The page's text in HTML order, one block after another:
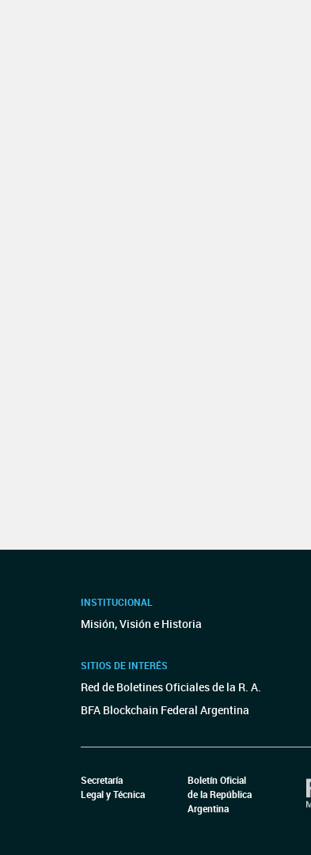
INSTITUCIONAL
Misión, Visión e Historia
SITIOS DE INTERÉS
Red de Boletines Oficiales de la R. A.
BFA Blockchain Federal Argentina
Secretaría
Legal y Técnica
Boletín Oficial
de la República
Argentina